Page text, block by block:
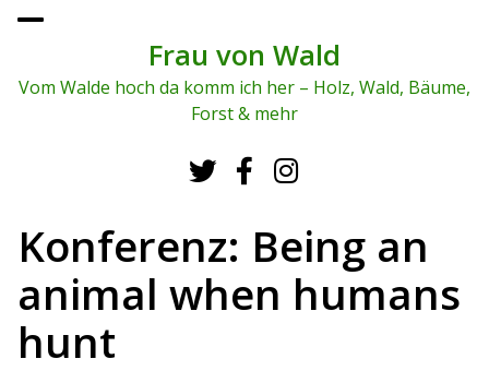
To
me
Frau von Wald
Vom Walde hoch da komm ich her – Holz, Wald, Bäume,
Forst & mehr
Konferenz: Being an
animal when humans
hunt